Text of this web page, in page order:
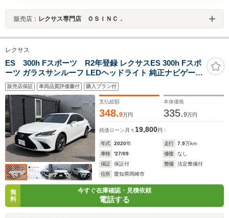
販売店： レクサス専門店 ＯＳＩＮＣ．
レクサス
ES 300h Fスポーツ R2年登録 レクサスES 300h Fスポ
ーツ ガラスサンルーフ LEDヘッドライト 純正ナビゲーシ
ョン 地デジ ETC 純正アルミホイール 赤レザーシート シ
ートベンチレーション シートヒーター デジタルインナー
ミラー
販売店保証 車両品質評価書付 購入プラン付
支払総額
348.9万円
本体価格
335.9万円
残価ローン 月々 19,800円
年式 2020年 走行 7.9万km
車検
'27/09 修復
なし
保証
保証付 整備
法定整備付
住所
愛知県岡崎市
無
料
今すぐ在庫確認・見積依頼
電話する